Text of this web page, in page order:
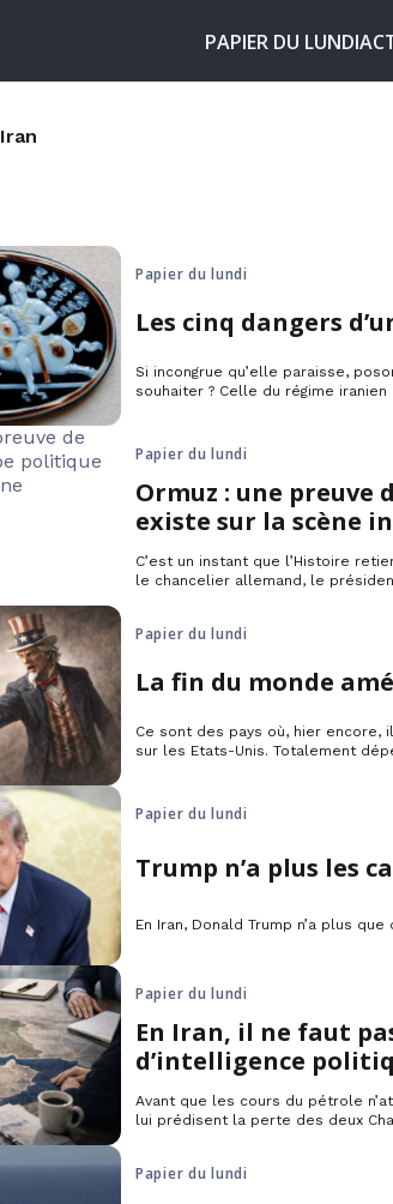
PAPIER DU LUNDI
Iran
Papier du lundi
Les cinq dangers
Si incongrue qu’elle paraisse,
souhaiter ? Celle du régime
Papier du lundi
Ormuz : une preuve
existe sur la scène
C’est un instant que l’Histoire
le chancelier allemand, le
Papier du lundi
La fin du monde
Ce sont des pays où, hier encore,
sur les Etats-Unis. Totalement
Papier du lundi
Trump n’a plus les
En Iran, Donald Trump n’a plus
Papier du lundi
En Iran, il ne faut
d’intelligence
Avant que les cours du pétrole
lui prédisent la perte des deux
Papier du lundi